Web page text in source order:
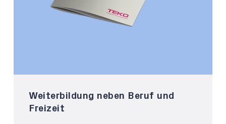
Weiterbildung neben Beruf und
Freizeit